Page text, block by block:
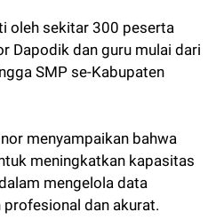
oleh sekitar 300 peserta
Dapodik dan guru mulai dari
SMP se-Kabupaten
menyampaikan bahwa
meningkatkan kapasitas
mengelola data
dan akurat.